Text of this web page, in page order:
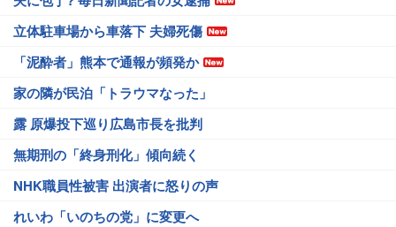
立体駐車場から車落下 夫婦死傷
「泥酔者」熊本で通報が頻発か
家の隣が民泊「トラウマなった」
露 原爆投下巡り広島市長を批判
無期刑の「終身刑化」傾向続く
NHK職員性被害 出演者に怒りの声
れいわ「いのちの党」に変更へ